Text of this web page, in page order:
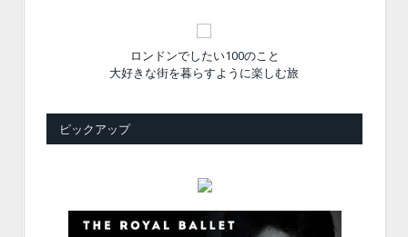
ロンドンでしたい100のこと
大好きな街を暮らすように楽しむ旅
ピックアップ